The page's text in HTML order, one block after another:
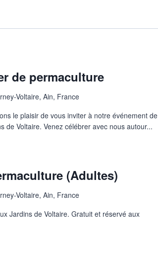
de permaculture
Voltaire, Ain, France
le plaisir de vous inviter à notre événement de
de Voltaire. Venez célébrer avec nous autour...
(Adultes)
Voltaire, Ain, France
Jardins de Voltaire. Gratuit et réservé aux